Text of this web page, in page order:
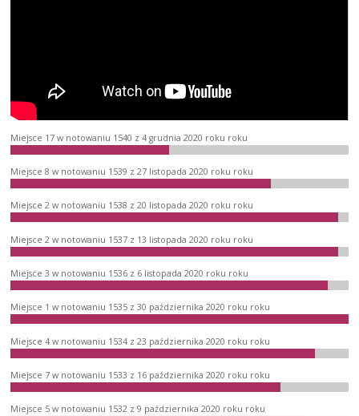
Miejsce 17 w notowaniu 1540 z 4 grudnia 2020 roku roku
Miejsce 8 w notowaniu 1539 z 27 listopada 2020 roku roku
Miejsce 2 w notowaniu 1538 z 20 listopada 2020 roku roku
Miejsce 2 w notowaniu 1537 z 13 listopada 2020 roku roku
Miejsce 3 w notowaniu 1536 z 6 listopada 2020 roku roku
Miejsce 1 w notowaniu 1535 z 30 października 2020 roku roku
Miejsce 4 w notowaniu 1534 z 23 października 2020 roku roku
Miejsce 7 w notowaniu 1533 z 16 października 2020 roku roku
Miejsce 5 w notowaniu 1532 z 9 października 2020 roku roku